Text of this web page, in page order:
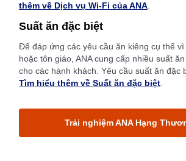
thêm về Dịch vụ Wi-Fi của ANA.
Suất ăn đặc biệt
Để đáp ứng các yêu cầu ăn kiêng cụ thể
hoặc tôn giáo, ANA cung cấp nhiều suất
cho các hành khách. Yêu cầu suất ăn đặc
Tìm hiểu thêm về Suất ăn đặc biệt.
Trải nghiệm ANA Hạng